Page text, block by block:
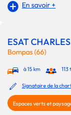
En savoir +
ESAT
Bompas (66)
à 15 km
Signataire de la
Espaces verts et